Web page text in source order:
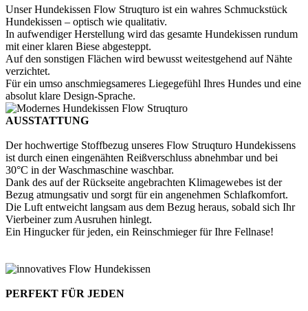
Unser Hundekissen Flow Struqturo ist ein wahres Schmuckstück
Hundekissen – optisch wie qualitativ.
In aufwendiger Herstellung wird das gesamte Hundekissen rundum
mit einer klaren Biese abgesteppt.
Auf den sonstigen Flächen wird bewusst weitestgehend auf Nähte
verzichtet.
Für ein umso anschmiegsameres Liegegefühl Ihres Hundes und eine
absolut klare Design-Sprache.
AUSSTATTUNG
Der hochwertige Stoffbezug unseres Flow Struqturo Hundekissens
ist durch einen eingenähten Reißverschluss abnehmbar und bei
30°C in der Waschmaschine waschbar.
Dank des auf der Rückseite angebrachten Klimagewebes ist der
Bezug atmungsativ und sorgt für ein angenehmen Schlafkomfort.
Die Luft entweicht langsam aus dem Bezug heraus, sobald sich Ihr
Vierbeiner zum Ausruhen hinlegt.
Ein Hingucker für jeden, ein Reinschmieger für Ihre Fellnase!
PERFEKT FÜR JEDEN